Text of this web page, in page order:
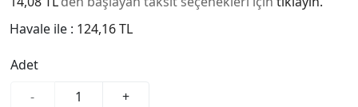
Havale ile : 124,16 TL
Adet
-
+